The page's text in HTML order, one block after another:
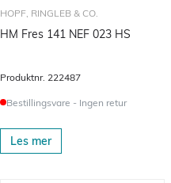
HOPF, RINGLEB & CO.
HM Fres 141 NEF 023 HS
Produktnr. 222487
Bestillingsvare - Ingen retur
Les mer